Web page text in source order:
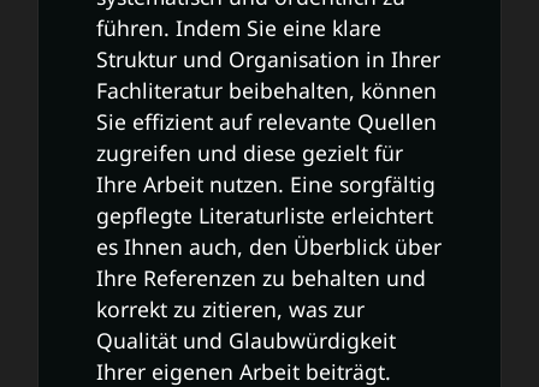
führen. Indem Sie eine klare
Struktur und Organisation in Ihrer
Fachliteratur beibehalten, können
Sie effizient auf relevante Quellen
zugreifen und diese gezielt für
Ihre Arbeit nutzen. Eine sorgfältig
gepflegte Literaturliste erleichtert
es Ihnen auch, den Überblick über
Ihre Referenzen zu behalten und
korrekt zu zitieren, was zur
Qualität und Glaubwürdigkeit
Ihrer eigenen Arbeit beiträgt.